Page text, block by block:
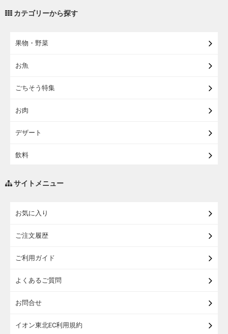
カテゴリーから探す
果物・野菜
お魚
ごちそう特集
お肉
デザート
飲料
サイトメニュー
お気に入り
ご注文履歴
ご利用ガイド
よくあるご質問
お問合せ
イオン東北EC利用規約